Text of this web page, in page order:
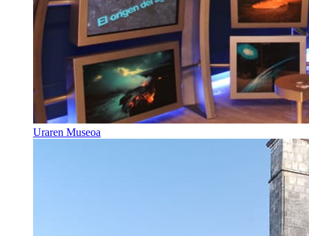
Uraren Museoa